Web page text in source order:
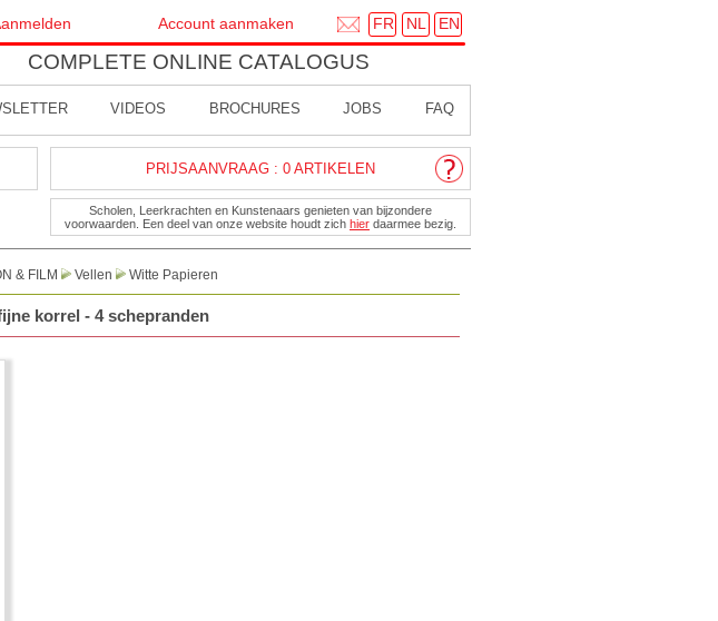
FR NL EN
COMPLETE ONLINE CATALOGUS
Account aanmaken
VIDEOS BROCHURES JOBS FAQ
PRIJSAANVRAAG : 0 ARTIKELEN
Scholen, Leerkrachten en Kunstenaars genieten van bijzondere
voorwaarden. Een deel van onze website houdt zich hier daarmee bezig.
& FILM Vellen Witte Papieren
korrel - 4 schepranden